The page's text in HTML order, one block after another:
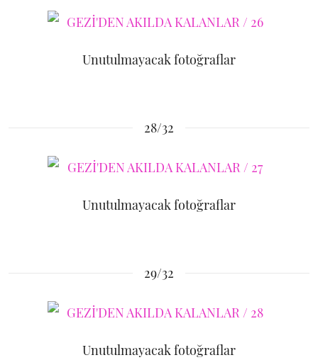
Unutulmayacak fotoğraflar
28/32
Unutulmayacak fotoğraflar
29/32
Unutulmayacak fotoğraflar